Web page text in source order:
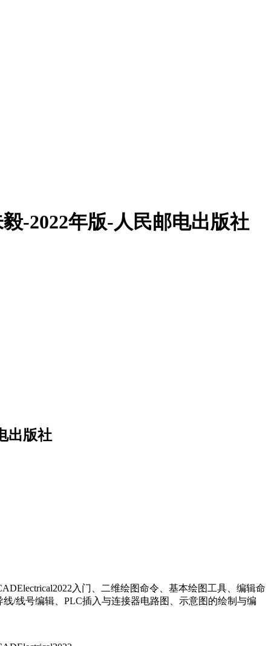
-2022年版-人民邮电出版社
出版社
入门、二维绘图命令、基本绘图工具、编辑命
/线号编辑、PLC插入与连接器电路图、示意图的绘制与编